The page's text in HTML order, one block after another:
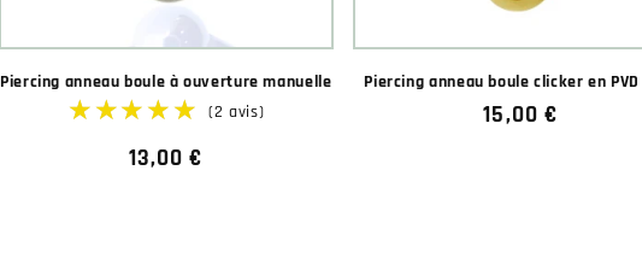
Piercing anneau boule à ouverture manuelle
Prix
13,00 €
Piercing anneau boule clicker en
Prix
15,00 €